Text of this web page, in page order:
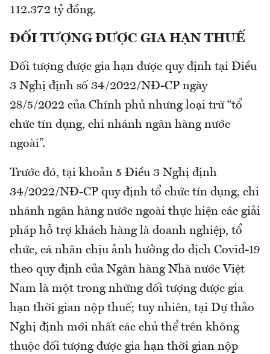
112.372 tỷ đồng.
ĐỐI TƯỢNG ĐƯỢC GIA HẠN THUẾ
Đối tượng được gia hạn được quy định tại Điều
3 Nghị định số 34/2022/NĐ-CP ngày
28/5/2022 của Chính phủ nhưng loại trừ “tổ
chức tín dụng, chi nhánh ngân hàng nước
ngoài”.
Trước đó, tại khoản 5 Điều 3 Nghị định
34/2022/NĐ-CP quy định tổ chức tín dụng, chi
nhánh ngân hàng nước ngoài thực hiện các giải
pháp hỗ trợ khách hàng là doanh nghiệp, tổ
chức, cá nhân chịu ảnh hưởng do dịch Covid-19
theo quy định của Ngân hàng Nhà nước Việt
Nam là một trong những đối tượng được gia
hạn thời gian nộp thuế; tuy nhiên, tại Dự thảo
Nghị định mới nhất các chủ thể trên không
thuộc đối tượng được gia hạn thời gian nộp